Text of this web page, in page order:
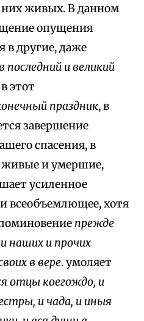
них живых. В данном
опущения
в другие, даже
последний и великий
в этот
праздник, в
завершение
спасения, в
живые и умершие,
усиленное
всеобъемлющее, хотя
прежде
наших и прочих
в вере. умоляет
отцы коегождо, и
и чада, и иныя